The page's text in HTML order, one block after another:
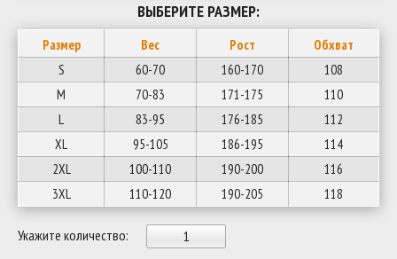
ВЫБЕРИТЕ РАЗМЕР:
Размер Вес Рост
Обхват
S
60-70 160-170
108
M
70-83 171-175
110
L
83-95 176-185
112
XL
95-105 186-195
114
2XL
100-110 190-200
116
3XL
110-120 190-205 118
Укажите количество: